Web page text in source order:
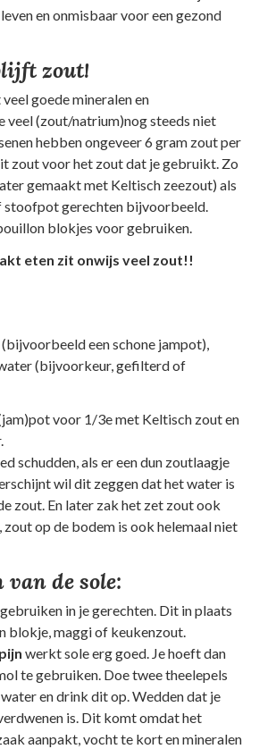
en onmisbaar voor een gezond
zout!
goede mineralen en
veel (zout/natrium)nog steeds niet
hebben ongeveer 6 gram zout per
zout voor het zout dat je gebruikt. Zo
gemaakt met Keltisch zeezout) als
stoofpot gerechten bijvoorbeeld.
blokjes voor gebruiken.
eten zit onwijs veel zout!!
een schone jampot),
(bijvoorkeur, gefilterd of
voor 1/3e met Keltisch zout en
schudden, als er een dun zoutlaagje
wil dit zeggen dat het water is
zout. En later zak het zet zout ook
zout op de bodem is ook helemaal niet
van de sole:
in je gerechten. Dit in plaats
blokje, maggi of keukenzout.
werkt sole erg goed. Je hoeft dan
te gebruiken. Doe twee theelepels
water en drink dit op. Wedden dat je
is. Dit komt omdat het
aanpakt, vocht te kort en mineralen